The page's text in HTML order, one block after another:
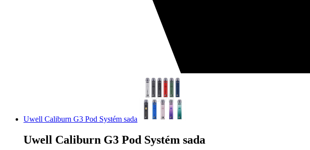
Uwell Caliburn G3 Pod Systém sada
Uwell Caliburn G3 Pod Systém sada